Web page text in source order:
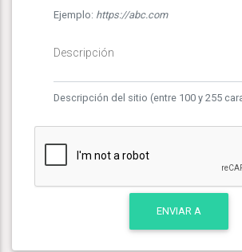
Ejemplo: https://abc.com
Descripción
Descripción del sitio (entre 100 y 255
ENVIAR A